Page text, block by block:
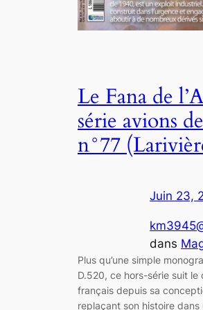
Le Fana de
série avions
n°77
Juin 23,
dans
Plus qu’une simple
D.520, ce hors-série suit le
français depuis sa
replaçant son histoire